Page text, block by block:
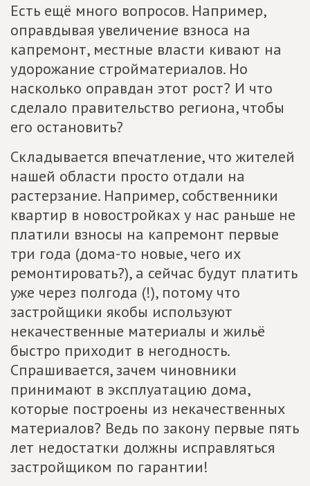
Есть ещё много вопросов. Например,
оправдывая увеличение взноса на
капремонт, местные власти кивают на
удорожание стройматериалов. Но
насколько оправдан этот рост? И что
сделало правительство региона, чтобы
его остановить?
Складывается впечатление, что жителей
нашей области просто отдали на
растерзание. Например, собственники
квартир в новостройках у нас раньше не
платили взносы на капремонт первые
три года (дома-то новые, чего их
ремонтировать?), а сейчас будут платить
уже через полгода (!), потому что
застройщики якобы используют
некачественные материалы и жильё
быстро приходит в негодность.
Спрашивается, зачем чиновники
принимают в эксплуатацию дома,
которые построены из некачественных
материалов? Ведь по закону первые пять
лет недостатки должны исправляться
застройщиком по гарантии!